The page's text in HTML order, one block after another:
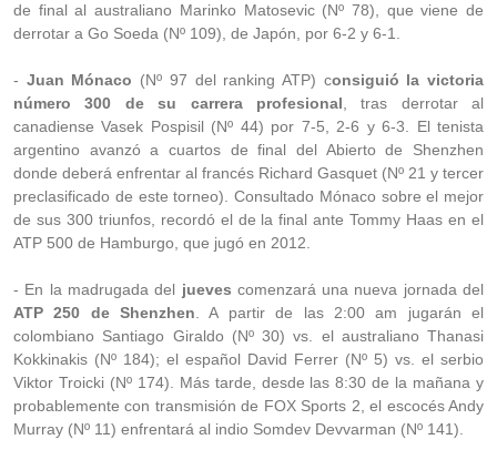
de final al australiano Marinko Matosevic (Nº 78), que viene de
derrotar a Go Soeda (Nº 109), de Japón, por 6-2 y 6-1.
- Juan Mónaco (Nº 97 del ranking ATP) consiguió la victoria
número 300 de su carrera profesional , tras derrotar al
canadiense Vasek Pospisil (Nº 44) por 7-5, 2-6 y 6-3. El tenista
argentino avanzó a cuartos de final del Abierto de Shenzhen
donde deberá enfrentar al francés Richard Gasquet (Nº 21 y tercer
preclasificado de este torneo). Consultado Mónaco sobre el mejor
de sus 300 triunfos, recordó el de la final ante Tommy Haas en el
ATP 500 de Hamburgo, que jugó en 2012.
- En la madrugada del jueves comenzará una nueva jornada del
ATP 250 de Shenzhen . A partir de las 2:00 am jugarán el
colombiano Santiago Giraldo (Nº 30) vs. el australiano Thanasi
Kokkinakis (Nº 184); el español David Ferrer (Nº 5) vs. el serbio
Viktor Troicki (Nº 174). Más tarde, desde las 8:30 de la mañana y
probablemente con transmisión de FOX Sports 2, el escocés Andy
Murray (Nº 11) enfrentará al indio Somdev Devvarman (Nº 141).